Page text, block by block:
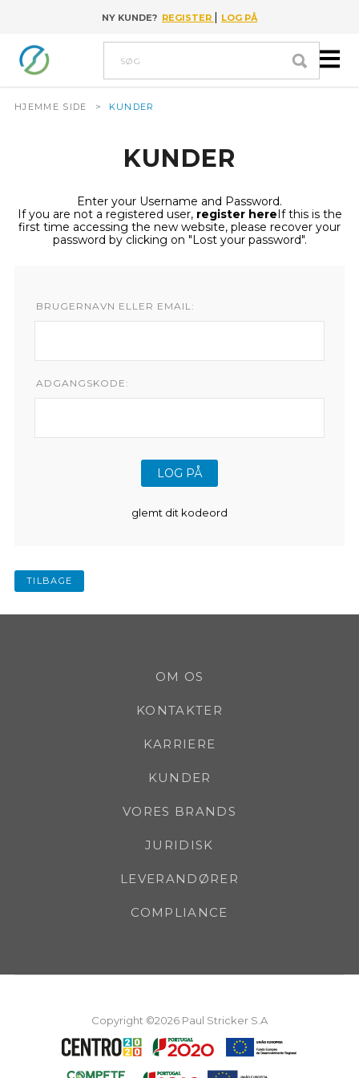
Go to contentNY KUNDE? REGISTER | LOG PÅ
Søg
HJEMME SIDE > KUNDER
KUNDER
Enter your Username and Password.
If you are not a registered user, register hereIf this is the
first time accessing the new website, please recover your
password by clicking on "Lost your password".
BRUGERNAVN ELLER EMAIL:
ADGANGSKODE:
glemt dit kodeord
TILBAGE
OM OS
KONTAKTER
KARRIERE
KUNDER
VORES BRANDS
JURIDISK
LEVERANDØRER
COMPLIANCE
Copyright ©2026 Paul Stricker S.A